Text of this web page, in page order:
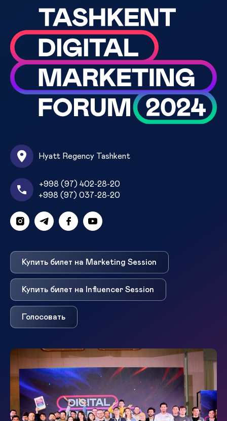
Hyatt Regency Tashkent
+998 (97) 402-28-20
+998 (97) 037-28-20
Купить билет на Marketing Session
Купить билет на Influencer Session
Голосовать